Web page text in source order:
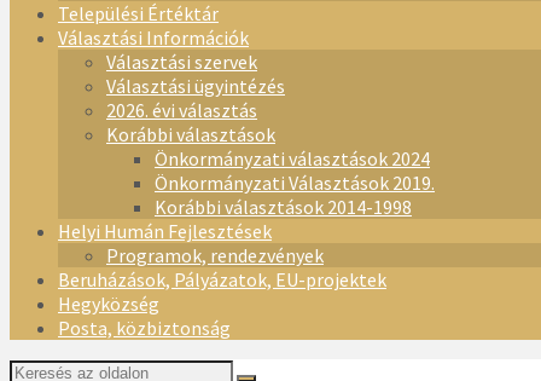
Települési Értéktár
Választási Információk
Választási szervek
Választási ügyintézés
2026. évi választás
Korábbi választások
Önkormányzati választások 2024
Önkormányzati Választások 2019.
Korábbi választások 2014-1998
Helyi Humán Fejlesztések
Programok, rendezvények
Beruházások, Pályázatok, EU-projektek
Hegyközség
Posta, közbiztonság